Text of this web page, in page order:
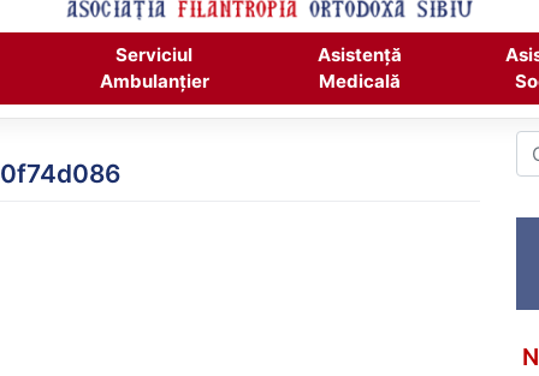
Serviciul
Ambulanțier
Asistență
Medicală